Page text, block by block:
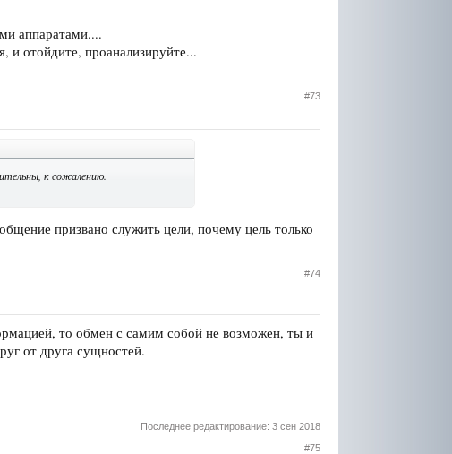
аппаратами....
и отойдите, проанализируйте...
#73
к сожалению.
призвано служить цели, почему цель только
#74
то обмен с самим собой не возможен, ты и
от друга сущностей.
Последнее редактирование: 3 сен 2018
#75